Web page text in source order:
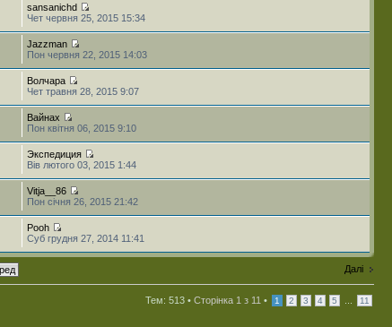
sansanichd
Чет червня 25, 2015 15:34
Jazzman
Пон червня 22, 2015 14:03
Волчара
Чет травня 28, 2015 9:07
Вайнах
Пон квітня 06, 2015 9:10
Экспедиция
Вів лютого 03, 2015 1:44
Vitja__86
Пон січня 26, 2015 21:42
Pooh
Суб грудня 27, 2014 11:41
Далі
Тем: 513 • Сторінка 1 з 11 • 1 2 3 4 5 11